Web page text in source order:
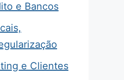
e Bancos
e Clientes